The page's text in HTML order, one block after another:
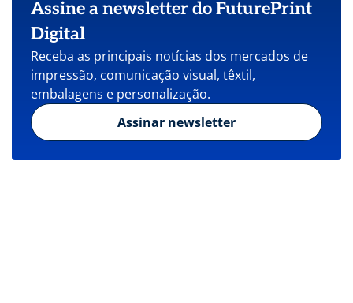
Assine a newsletter do FuturePrint
Digital
Receba as principais notícias dos mercados de
impressão, comunicação visual, têxtil,
embalagens e personalização.
Assinar newsletter